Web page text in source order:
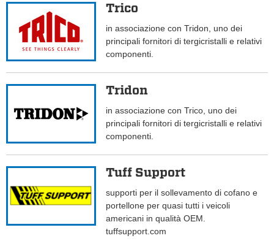
Trico
in associazione con Tridon, uno dei
principali fornitori di tergicristalli e relativi
componenti.
Tridon
in associazione con Trico, uno dei
principali fornitori di tergicristalli e relativi
componenti.
Tuff Support
supporti per il sollevamento di cofano e
portellone per quasi tutti i veicoli
americani in qualità OEM.
tuffsupport.com